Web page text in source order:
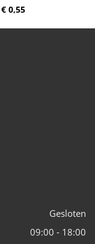
€ 0,55
Gesloten
09:00 - 18:00